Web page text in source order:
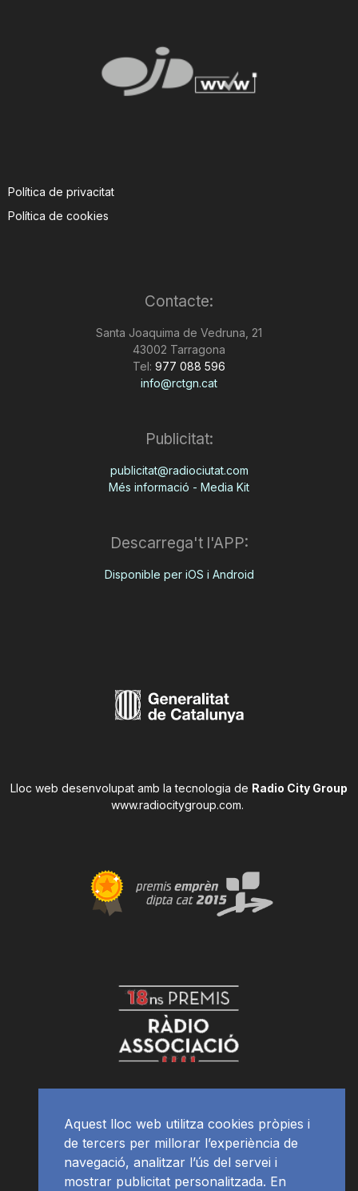
Política de privacitat
Política de cookies
Contacte:
Santa Joaquima de Vedruna, 21
43002 Tarragona
Tel: 977 088 596
info@rctgn.cat
Publicitat:
publicitat@radiociutat.com
Més informació - Media Kit
Descarrega't l'APP:
Disponible per iOS i Android
Lloc web desenvolupat amb la tecnologia de Radio City Group
www.radiocitygroup.com.
Aquest lloc web utilitza cookies pròpies i
de tercers per millorar l’experiència de
navegació, analitzar l’ús del servei i
mostrar publicitat personalitzada. En